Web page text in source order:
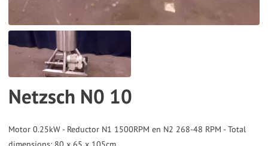
Touch
and
Netzsch N0 10
Motor 0.25kW - Reductor N1 1500RPM en N2 268-48 RPM - Total